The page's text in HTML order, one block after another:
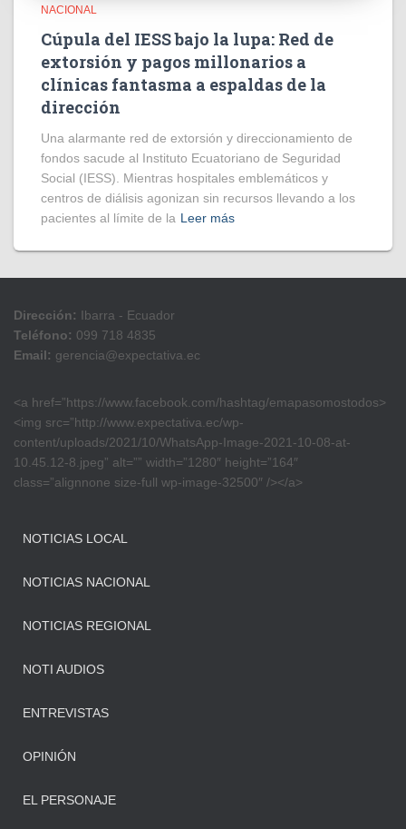
NACIONAL
Cúpula del IESS bajo la lupa: Red de
extorsión y pagos millonarios a
clínicas fantasma a espaldas de la
dirección
​Una alarmante red de extorsión y direccionamiento de
fondos sacude al Instituto Ecuatoriano de Seguridad
Social (IESS). Mientras hospitales emblemáticos y
centros de diálisis agonizan sin recursos llevando a los
pacientes al límite de la Leer más
Dirección: Ibarra - Ecuador
Teléfono: 099 718 4835
Email: gerencia@expectativa.ec
<a href=”https://www.facebook.com/hashtag/emapasomostodos>
<img src=”http://www.expectativa.ec/wp-
content/uploads/2021/10/WhatsApp-Image-2021-10-08-at-
10.45.12-8.jpeg” alt=”” width=”1280″ height=”164″
class=”alignnone size-full wp-image-32500″ /></a>
NOTICIAS LOCAL
NOTICIAS NACIONAL
NOTICIAS REGIONAL
NOTI AUDIOS
ENTREVISTAS
OPINIÓN
EL PERSONAJE